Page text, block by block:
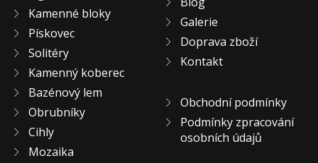
Kamenné bloky
Pískovec
Solitéry
Kamenný koberec
Bazénový lem
Obrubníky
Cihly
Mozaika
Galerie
Doprava zboží
Kontakt
Obchodní podmínky
Podmínky zpracování
osobních údajů